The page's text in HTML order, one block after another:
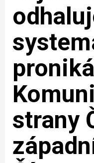
strany